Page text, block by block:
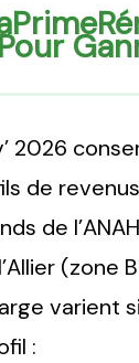
2026
de
de
(zone
varient
: